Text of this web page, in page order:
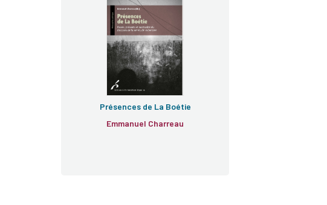
Présences de La Boétie
Emmanuel Charreau